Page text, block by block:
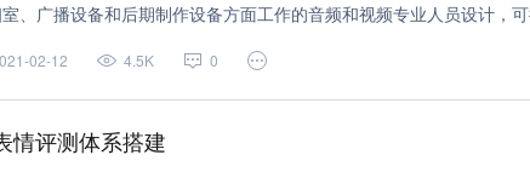
、广播设备和后期制作设备方面工作的音频和视频专业人员设计，
制和效果处理功能。
02-12 4.5K 0
情评测体系搭建